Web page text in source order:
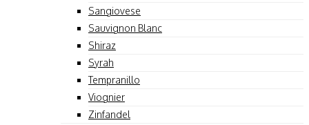
Sangiovese
Sauvignon Blanc
Shiraz
Syrah
Tempranillo
Viognier
Zinfandel